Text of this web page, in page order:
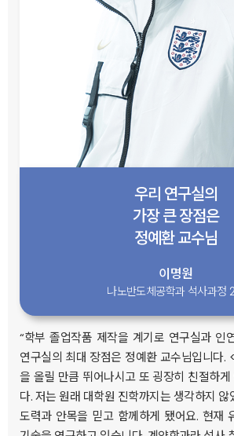
우리 연구실의
가장 큰 장점은
정예환 교수님
이명원
나노반도체공학과 석사과정
“학부 졸업작품 제작을 계기로 연구실과 인
연구실의 최대 장점은 정예환 교수님입니다.
을 올릴 만큼 뛰어나시고 또 굉장히 친절하
다. 저는 원래 대학원 진학까지는 생각하지 않
도력과 안목을 믿고 함께하게 됐어요. 현재